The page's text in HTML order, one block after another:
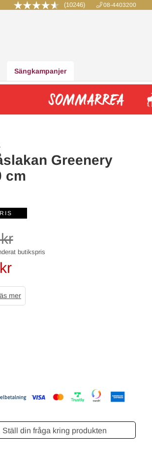
(10246) 08-4403200
Sängkampanjer
Greenery
cm
kr
mer
Ställ din fråga kring produkten